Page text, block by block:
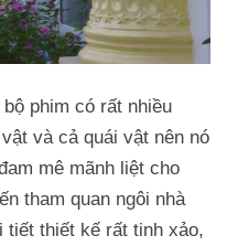
phim có rất nhiều
và cả quái vật nên nó
mê mãnh liệt cho
tham quan ngôi nhà
tiết thiết kế rất tinh xảo,